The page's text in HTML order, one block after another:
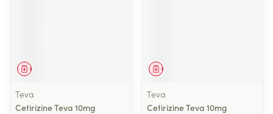
Geneesmiddel
Teva
Cetirizine Teva 10mg
Geneesmiddel
Teva
Cetirizine Teva 10mg